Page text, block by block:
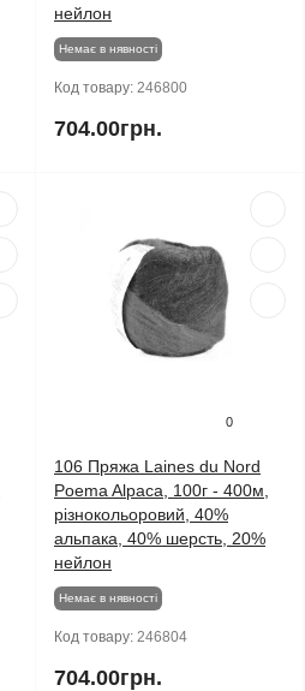
нейлон
Немає в нявності
Код товару: 246800
704.00грн.
0
106 Пряжа Laines du Nord
Poema Alpaca, 100г - 400м,
різнокольоровий, 40%
альпака, 40% шерсть, 20%
нейлон
Немає в нявності
Код товару: 246804
704.00грн.